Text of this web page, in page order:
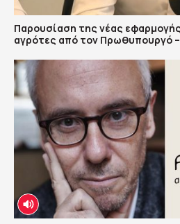
Παρουσίαση της νέας εφαρμογής
αγρότες από τον Πρωθυπουργό –